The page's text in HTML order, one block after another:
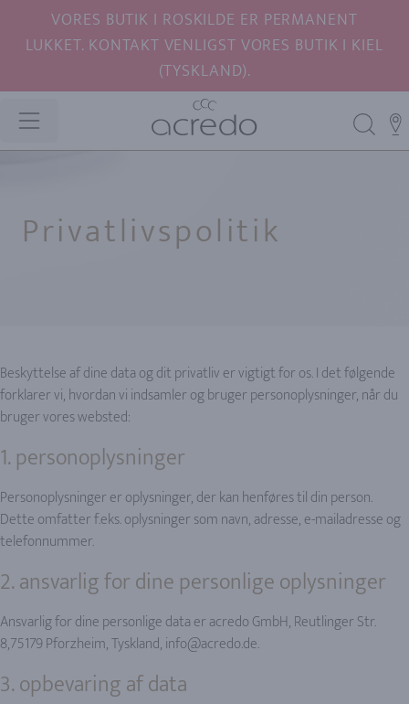
VORES BUTIK I ROSKILDE ER PERMANENT
LUKKET. KONTAKT VENLIGST VORES BUTIK I KIEL
(TYSKLAND).
Privatlivspolitik
Beskyttelse af dine data og dit privatliv er vigtigt for os. I det følgende
forklarer vi, hvordan vi indsamler og bruger personoplysninger, når du
bruger vores websted:
1. personoplysninger
Personoplysninger er oplysninger, der kan henføres til din person.
Dette omfatter f.eks. oplysninger som navn, adresse, e-mailadresse og
telefonnummer.
2. ansvarlig for dine personlige oplysninger
Ansvarlig for dine personlige data er acredo GmbH, Reutlinger Str.
8,75179 Pforzheim, Tyskland, info@acredo.de.
3. opbevaring af data